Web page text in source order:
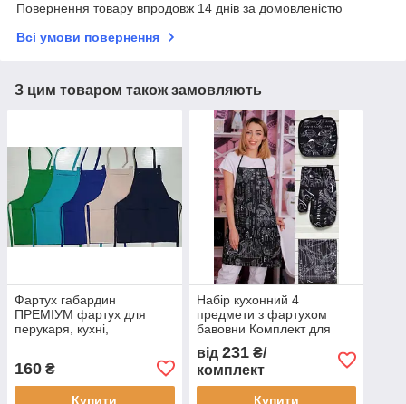
Повернення товару впродовж 14 днів за домовленістю
Всі умови повернення
З цим товаром також замовляють
Фартух габардин
ПРЕМІУМ фартух для
перукаря, кухні,
160 ₴
Купити
Набір кухонний 4
предмети з фартухом
бавовни Комплект для
від 231₴/
комплект
Купити